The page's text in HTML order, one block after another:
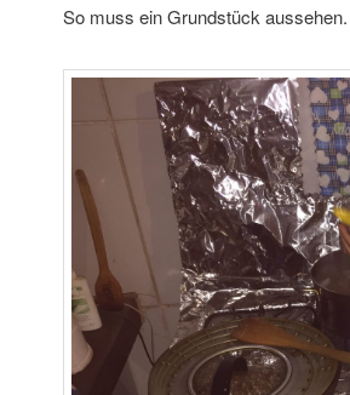
So muss ein Grundstück